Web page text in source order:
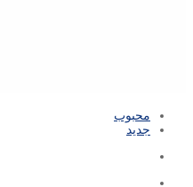
محبوب
جدید